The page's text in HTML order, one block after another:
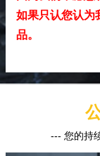
如果只认您认为
品。
--- 您的持